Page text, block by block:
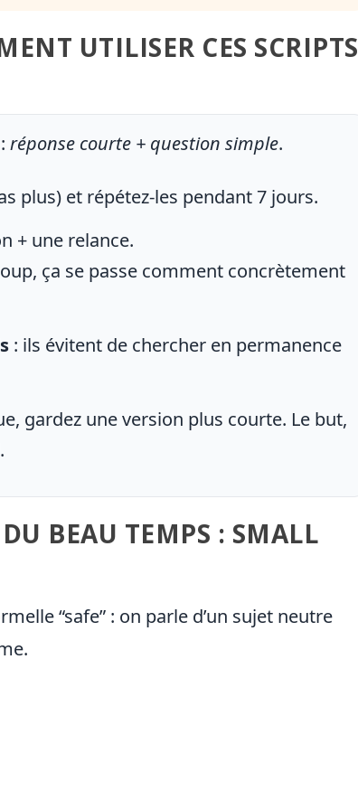
UTILISER CES SCRIPTS
:réponse courte + question simple.
plus) et répétez-les pendant 7 jours.
+ une relance.
ça se passe comment concrètement
: ils évitent de chercher en permanence
gardez une version plus courte. Le but,
BEAU TEMPS : SMALL
“safe” : on parle d’un sujet neutre